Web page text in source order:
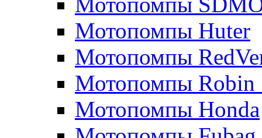
Мотопомпы Huter
Мотопомпы
Мотопомпы Robin
Мотопомпы Honda